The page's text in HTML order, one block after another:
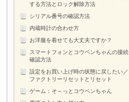
する方法とロック解除方法
シリアル番号の確認方法
内蔵時計の合わせ方
お洋服を着せても大丈夫ですか？
スマートフォンとコウペンちゃんの接続
確認方法
設定をお買い上げ時の状態に戻したい／
ファクトリーリセットとリセット
ゲーム：そ～っとコウペンちゃん